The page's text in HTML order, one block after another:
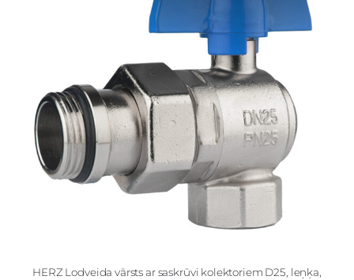
HERZ Lodveida vārsts ar saskrūvi kolektoriem D25, leņķa,